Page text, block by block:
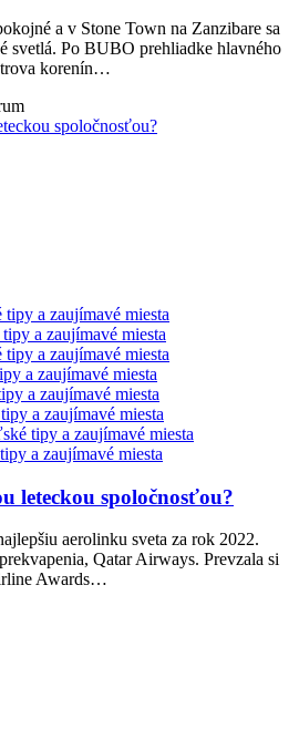
a v Stone Town na Zanzibare sa
svetlá. Po BUBO prehliadke hlavného
korenín…
leteckou spoločnosťou?
aerolinku sveta za rok 2022.
Qatar Airways. Prevzala si
Awards…